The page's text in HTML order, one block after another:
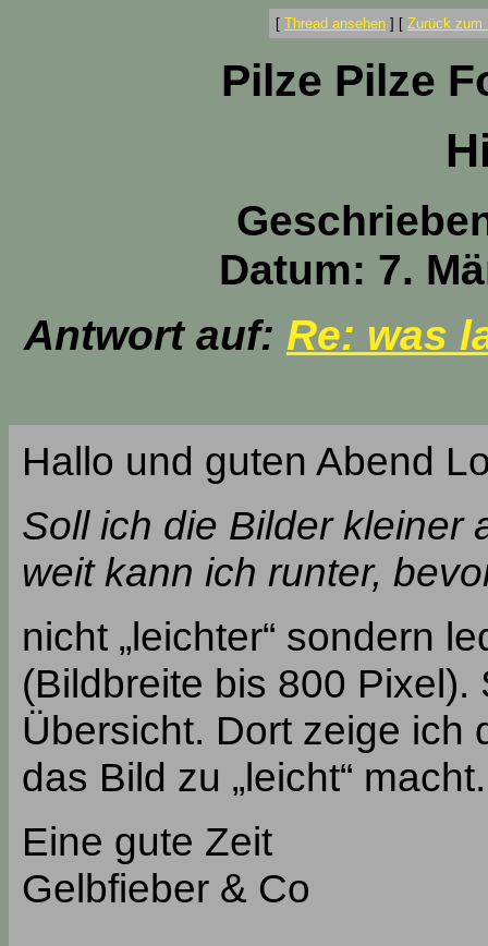
[ Thread ansehen ] [ Zurück zum
Pilze Pilze
Datum: 7.
Antwort auf: Re: was
Hallo und guten Abend
Soll ich die Bilder kleiner
weit kann ich runter,
nicht „leichter“ sondern
(Bildbreite bis 800
Übersicht. Dort zeige ich
das Bild zu „leicht“ macht.
Eine gute Zeit
Gelbfieber & Co